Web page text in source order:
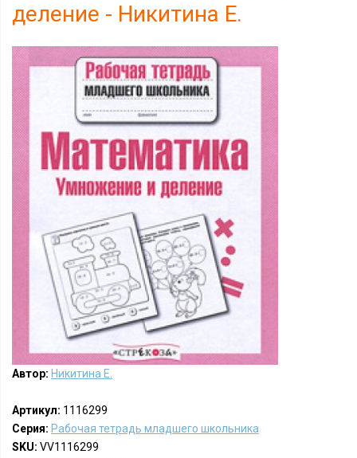
деление - Никитина Е.
Автор: Никитина Е.
Артикул: 1116299
Серия: Рабочая тетрадь младшего школьника
SKU: VV1116299